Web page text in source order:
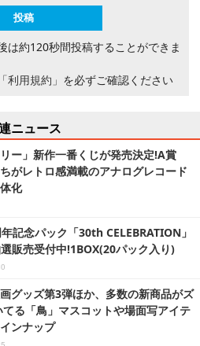
約120秒間投稿することができま
「利用規約」 を必ずご確認ください
ニュース
リー」新作一番くじが発売決定!A賞
がレトロ感満載のアナログレコード
化
年記念パック「30th CELEBRATION」
販売受付中!1BOX(20パック入り)
画グッズ第3弾ほか、多数の新商品がズ
る「鳥」マスコットや場面写アイテ
ンナップ